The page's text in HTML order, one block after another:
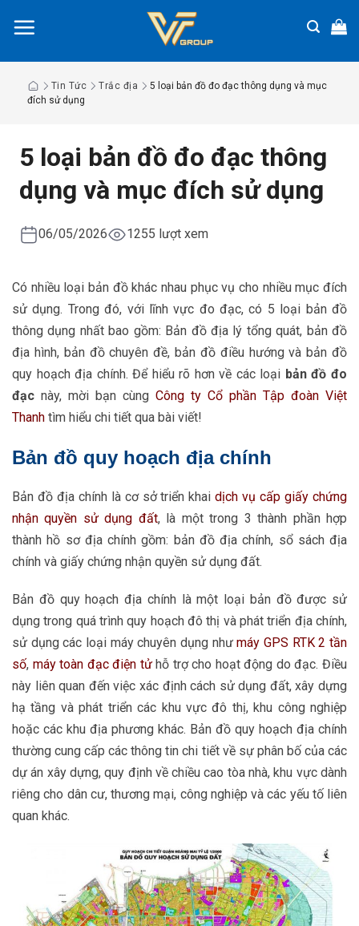
đến
dung
Tin Tức Trắc địa
5 loại bản đồ đo đạc thông dụng và mục
đích sử dụng
5 loại bản đồ đo đạc thông
dụng và mục đích sử dụng
06/05/2026 1255 lượt xem
Có nhiều loại bản đồ khác nhau phục vụ cho nhiều mục đích
sử dụng. Trong đó, với lĩnh vực đo đạc, có 5 loại bản đồ
thông dụng nhất bao gồm: Bản đồ địa lý tổng quát, bản đồ
địa hình, bản đồ chuyên đề, bản đồ điều hướng và bản đồ
quy hoạch địa chính. Để hiểu rõ hơn về các loại bản đồ đo
đạc này, mời bạn cùng Công ty Cổ phần Tập đoàn Việt
Thanh tìm hiểu chi tiết qua bài viết!
Bản đồ quy hoạch địa chính
Bản đồ địa chính là cơ sở triển khaidịch vụ cấp giấy chứng
nhận quyền sử dụng đất, là một trong 3 thành phần hợp
thành hồ sơ địa chính gồm: bản đồ địa chính, sổ sách địa
chính và giấy chứng nhận quyền sử dụng đất.
Bản đồ quy hoạch địa chính là một loại bản đồ được sử
dụng trong quá trình quy hoạch đô thị và phát triển địa chính,
sử dụng các loại máy chuyên dụng nhưmáy GPS RTK 2 tần
số, máy toàn đạc điện tửhỗ trợ cho hoạt động do đạc. Điều
này liên quan đến việc xác định cách sử dụng đất, xây dựng
hạ tầng và phát triển các khu vực đô thị, khu công nghiệp
hoặc các khu địa phương khác. Bản đồ quy hoạch địa chính
thường cung cấp các thông tin chi tiết về sự phân bố của các
dự án xây dựng, quy định về chiều cao tòa nhà, khu vực dành
riêng cho dân cư, thương mại, công nghiệp và các yếu tố liên
quan khác.